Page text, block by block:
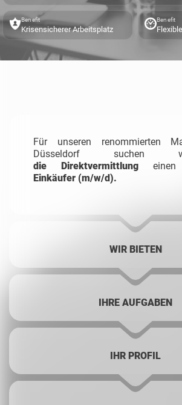
Benefit
Krisensicherer Arbeitsplatz
Benefit
Für unseren renommierten
Düsseldorf
die Direktvermittlung
Einkäufer (m/w/d).
WIR BIETEN
IHRE AUFGABEN
IHR PROFIL